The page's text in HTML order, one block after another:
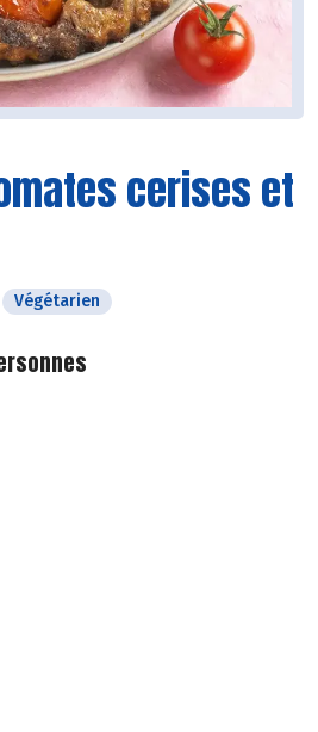
cerises et
Végétarien